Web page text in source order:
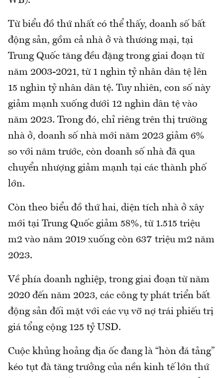
Từ biểu đồ thứ nhất có thể thấy, doanh số bất
động sản, gồm cả nhà ở và thương mại, tại
Trung Quốc tăng đều đặng trong giai đoạn từ
năm 2003-2021, từ 1 nghìn tỷ nhân dân tệ lên
15 nghìn tỷ nhân dân tệ. Tuy nhiên, con số này
giảm mạnh xuống dưới 12 nghìn dân tệ vào
năm 2023. Trong đó, chỉ riêng trên thị trường
nhà ở, doanh số nhà mới năm 2023 giảm 6%
so với năm trước, còn doanh số nhà đã qua
chuyển nhượng giảm mạnh tại các thành phố
lớn.
Còn theo biểu đồ thứ hai, diện tích nhà ở xây
mới tại Trung Quốc giảm 58%, từ 1.515 triệu
m2 vào năm 2019 xuống còn 637 triệu m2 năm
2023.
Về phía doanh nghiệp, trong giai đoạn từ năm
2020 đến năm 2023, các công ty phát triển bất
động sản đối mặt với các vụ vỡ nợ trái phiếu trị
giá tổng cộng 125 tỷ USD.
Cuộc khủng hoảng địa ốc đang là “hòn đá tảng”
kéo tụt đà tăng trưởng của nền kinh tế lớn thứ